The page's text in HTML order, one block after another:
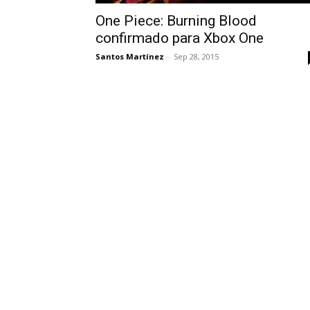
One Piece: Burning Blood
confirmado para Xbox One
Santos Martínez - Sep 28, 2015